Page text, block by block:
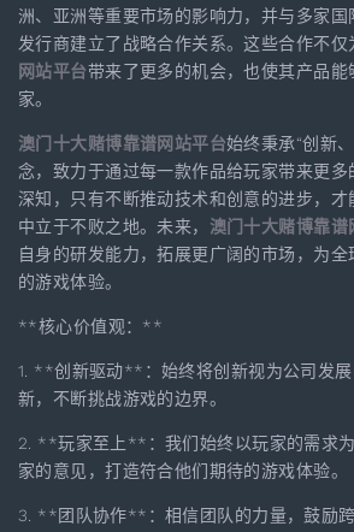
洲、亚洲等重要市场的影响力，并与多家国
发行商建立了战略合作关系。这些合作不仅
网站平台带来了更多的机会，也使其产品
家。
澳门十大赌博靠谱网站平台始终秉承“创新
念，致力于通过每一款作品给玩家带来更多
深知，只有不断推动技术和创意的进步，才
中立于不败之地。未来， 澳门十大赌博靠谱
自身的研发能力，拓展更广阔的市场，为
的游戏体验。
**核心价值观：**
1. **创新驱动**：始终将创新视为公司发
新，不断挑战游戏的边界。
2. **玩家至上**：我们始终以玩家的需求
家的意见，打造符合他们期待的游戏体验。
3. **团队协作**：相信团队的力量，鼓励